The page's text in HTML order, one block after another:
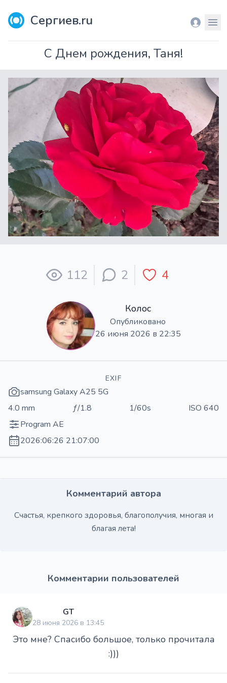
Сергиев.ru Вход
С Днем рождения, Таня!
112 2 4
Колос
Опубликовано
26 июня 2026 в 22:35
EXIF
samsung Galaxy A25 5G
4.0 mm
ƒ/1.8 1/60s
ISO 640
Program AE
2026:06:26 21:07:00
Комментарий автора
Счастья, крепкого здоровья, благополучия, многая и
благая лета!
Комментарии пользователей
GT
28 июня 2026 в 13:45
Это мне? Спасибо большое, только прочитала
:)))